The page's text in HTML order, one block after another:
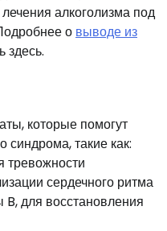
алкоголизма под
о выводе из
здесь.
которые помогут
синдрома, такие как:
тревожности
сердечного ритма
для восстановления